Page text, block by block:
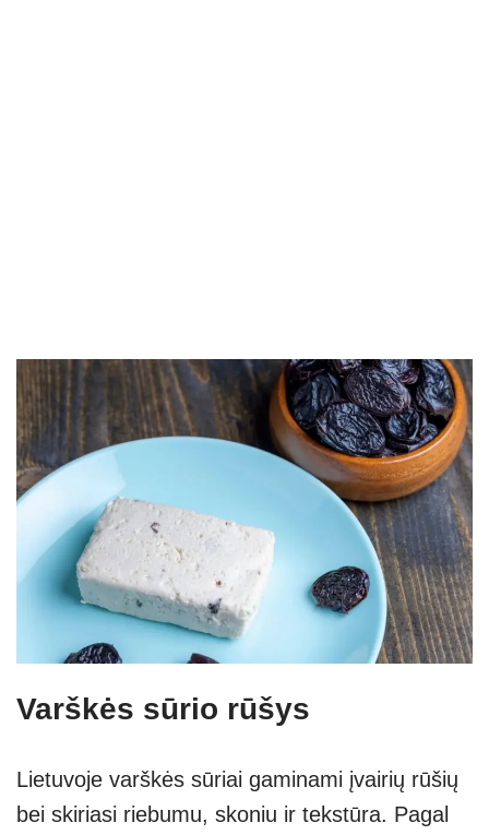
Varškės sūrio rūšys
Lietuvoje varškės sūriai gaminami įvairių rūšių
bei skiriasi riebumu, skoniu ir tekstūra. Pagal